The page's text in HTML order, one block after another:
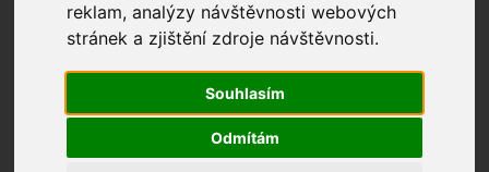
reklam, analýzy návštěvnosti webových
stránek a zjištění zdroje návštěvnosti.
Souhlasím
Odmítám